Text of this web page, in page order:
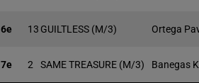
6e 13 GUILTLESS (M/3) Ortega
7e 2 SAME TREASURE (M/3) Banegas